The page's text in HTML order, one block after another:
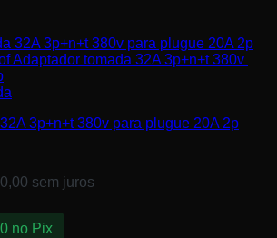
3p+n+t 380v ​para plugue 20A 2p
sem juros
no Pix